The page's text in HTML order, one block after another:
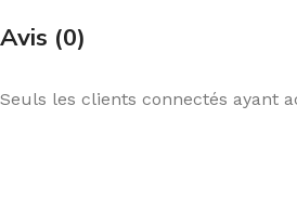
Avis (0)
Seuls les clients connectés ayant